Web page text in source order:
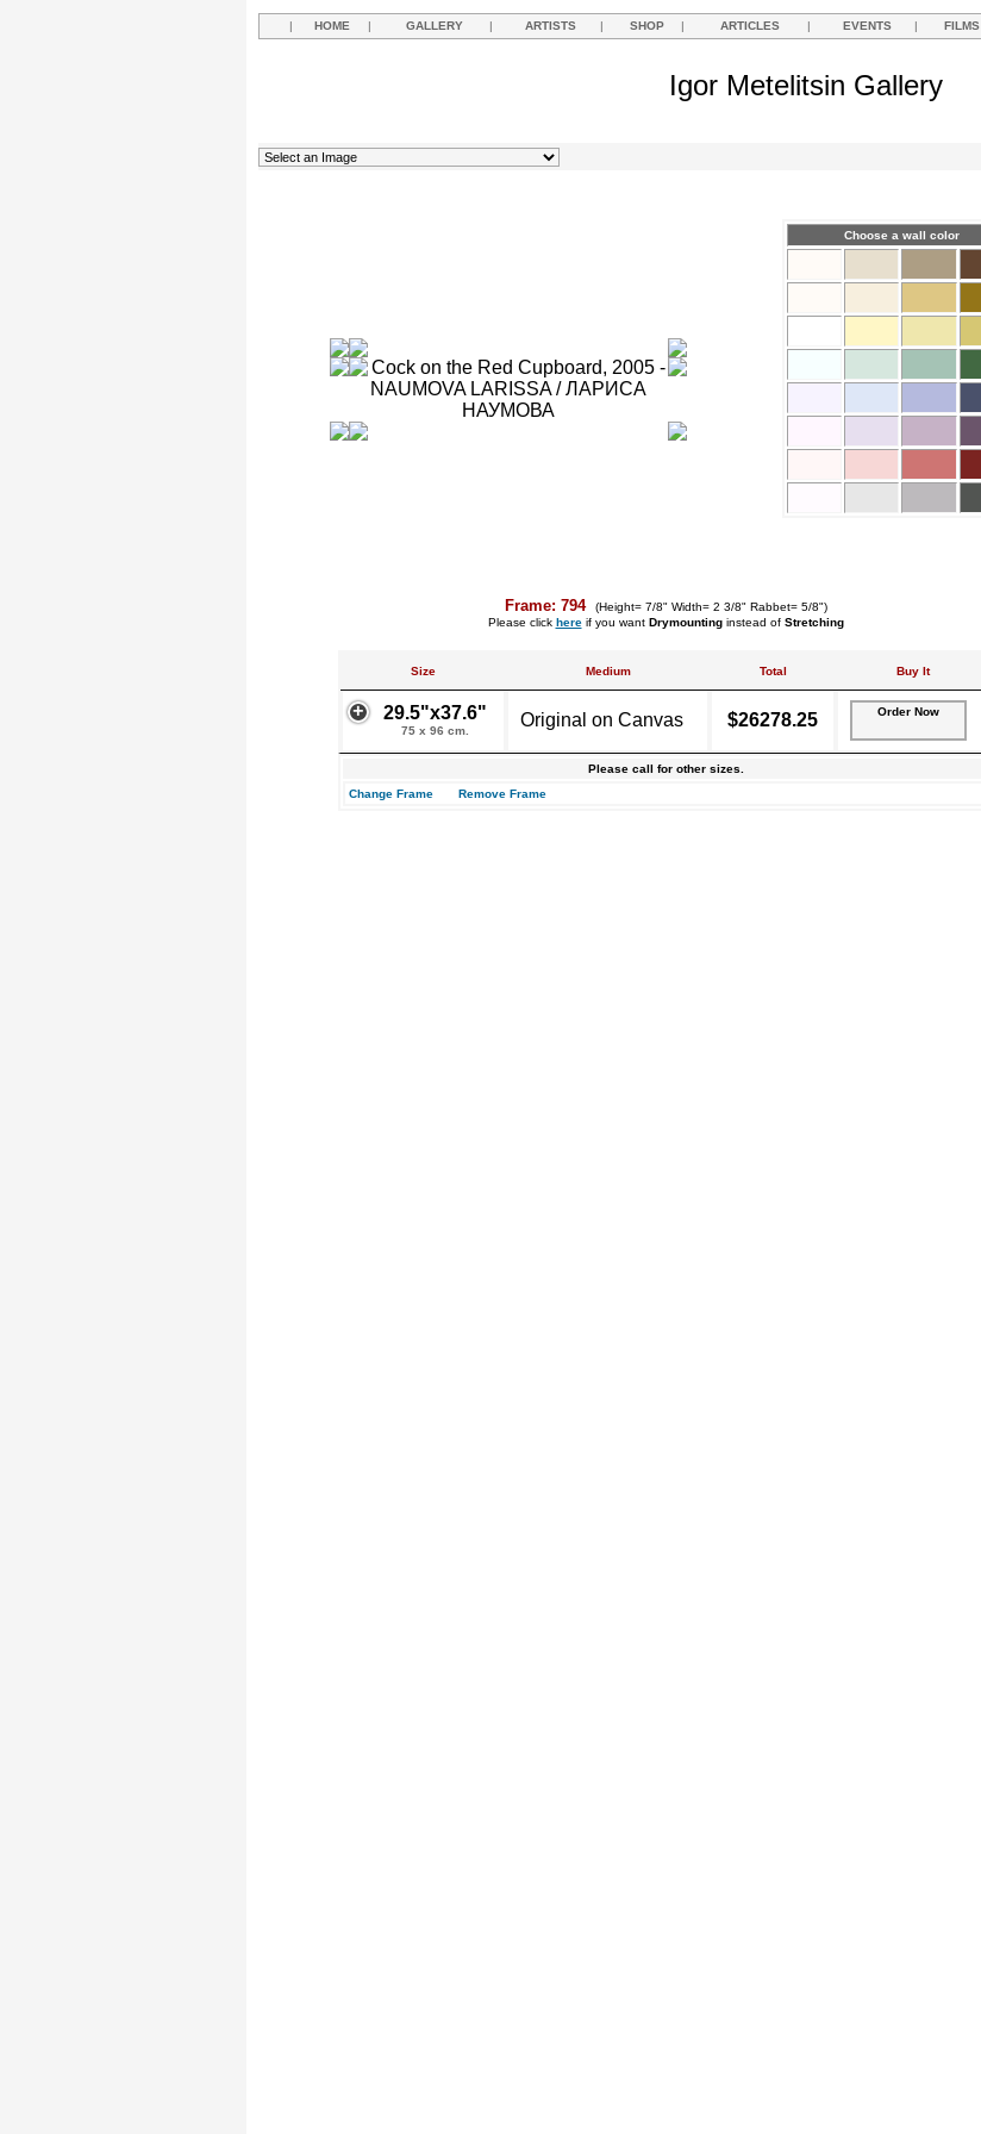
| HOME | GALLERY | ARTISTS | SHOP | ARTICLES | EVENTS | FILMS
Igor Metelitsin Gallery
Choose a wall color
Frame: 794
(Height= 7/8" Width= 2 3/8" Rabbet= 5/8")
Please click hereif you want Drymountinginstead of Stretching
Size Medium Total Buy It
29.5"x37.6"
75 x 96 cm.
Original on Canvas $26278.25 Order Now
Please call for other sizes.
Change Frame
Remove Frame